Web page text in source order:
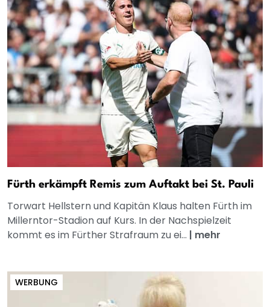
Fürth erkämpft Remis zum Auftakt bei St. Pauli
Torwart Hellstern und Kapitän Klaus halten Fürth im
Millerntor-Stadion auf Kurs. In der Nachspielzeit
kommt es im Fürther Strafraum zu ei... | mehr
WERBUNG